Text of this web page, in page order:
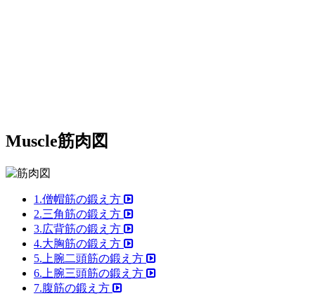
Muscle筋肉図
1.僧帽筋の鍛え方
2.三角筋の鍛え方
3.広背筋の鍛え方
4.大胸筋の鍛え方
5.上腕二頭筋の鍛え方
6.上腕三頭筋の鍛え方
7.腹筋の鍛え方